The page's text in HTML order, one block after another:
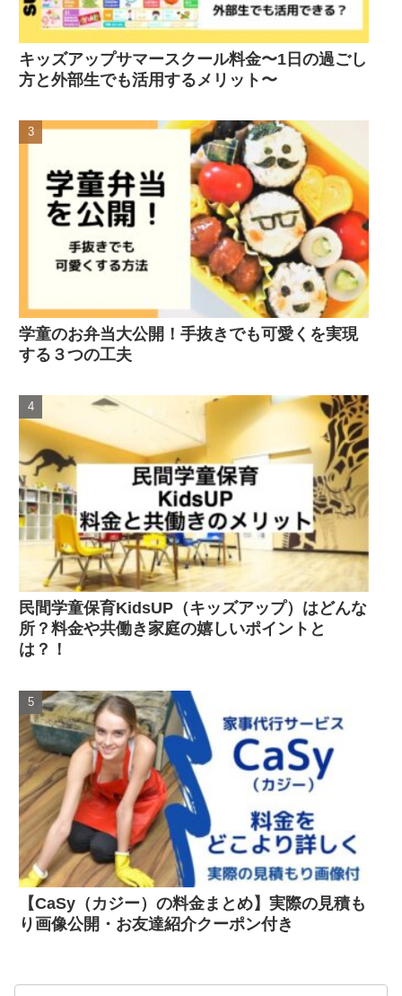
キッズアップサマースクール料金〜1日の過ごし
方と外部生でも活用するメリット〜
学童のお弁当大公開！手抜きでも可愛くを実現
する３つの工夫
民間学童保育KidsUP（キッズアップ）はどんな
所？料金や共働き家庭の嬉しいポイントと
は？！
【CaSy（カジー）の料金まとめ】実際の見積も
り画像公開・お友達紹介クーポン付き